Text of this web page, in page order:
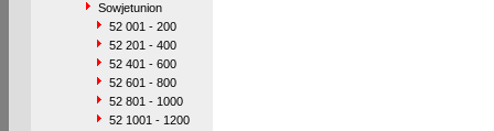
Sowjetunion
52 001 - 200
52 201 - 400
52 401 - 600
52 601 - 800
52 801 - 1000
52 1001 - 1200